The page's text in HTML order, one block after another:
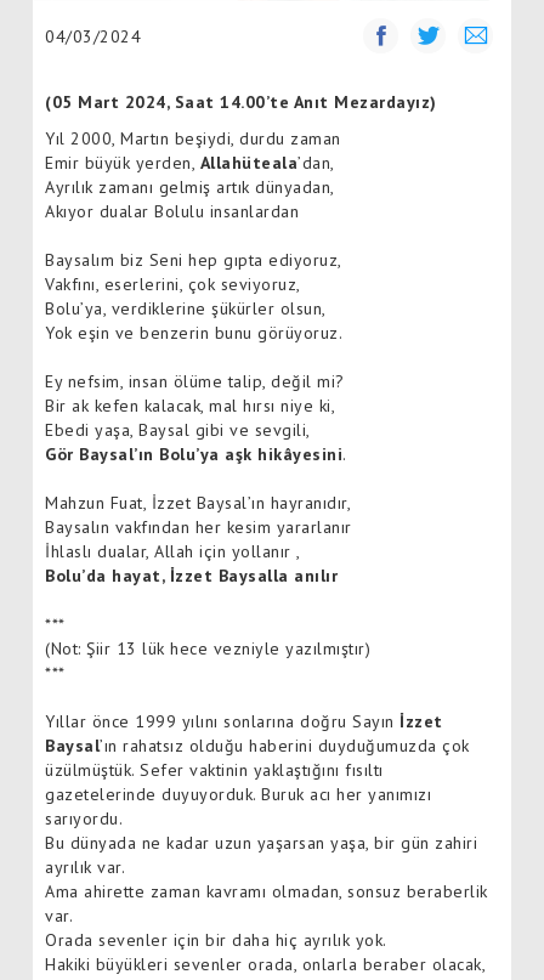
04/03/2024
(05 Mart 2024, Saat 14.00’te Anıt Mezardayız)
Yıl 2000, Martın beşiydi, durdu zaman
Emir büyük yerden, Allahüteala’dan,
Ayrılık zamanı gelmiş artık dünyadan,
Akıyor dualar Bolulu insanlardan
Baysalım biz Seni hep gıpta ediyoruz,
Vakfını, eserlerini, çok seviyoruz,
Bolu’ya, verdiklerine şükürler olsun,
Yok eşin ve benzerin bunu görüyoruz.
Ey nefsim, insan ölüme talip, değil mi?
Bir ak kefen kalacak, mal hırsı niye ki,
Ebedi yaşa, Baysal gibi ve sevgili,
Gör Baysal’ın Bolu’ya aşk hikâyesini.
Mahzun Fuat, İzzet Baysal’ın hayranıdır,
Baysalın vakfından her kesim yararlanır
İhlaslı dualar, Allah için yollanır ,
Bolu’da hayat, İzzet Baysalla anılır
***
(Not: Şiir 13 lük hece vezniyle yazılmıştır)
***
Yıllar önce 1999 yılını sonlarına doğru Sayın İzzet
Baysal’ın rahatsız olduğu haberini duyduğumuzda çok
üzülmüştük. Sefer vaktinin yaklaştığını fısıltı
gazetelerinde duyuyorduk. Buruk acı her yanımızı
sarıyordu.
Bu dünyada ne kadar uzun yaşarsan yaşa, bir gün zahiri
ayrılık var.
Ama ahirette zaman kavramı olmadan, sonsuz beraberlik
var.
Orada sevenler için bir daha hiç ayrılık yok.
Hakiki büyükleri sevenler orada, onlarla beraber olacak,